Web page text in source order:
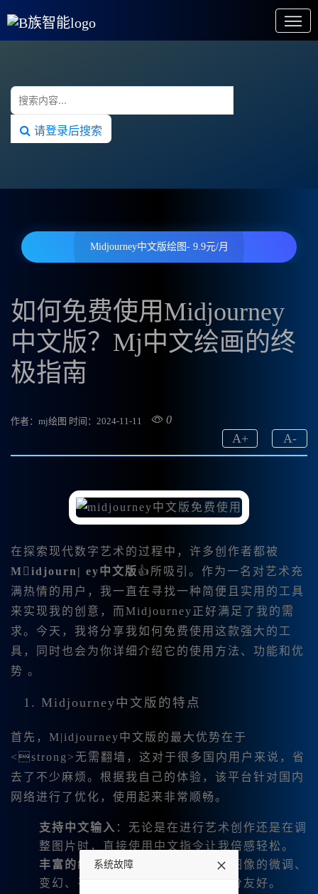
请登录后搜索
Midjourney中文版绘图- 9.9元/月
如何免费使用Midjourney
中文版？Mj中文绘画的终
极指南
作者：mj绘图 时间：2024-11-11 0
A-
A+
在探索现代数字艺术的过程中，许多创作者都被
Midjourn| ey中文版👍所吸引。作为一名对艺术充
满热情的用户，我一直在寻找一种简便且实用的工具
来实现我的创意，而Midjourney正好满足了我的需
求。今天，我将分享我如何免费使用这款强大的工
具，同时也会为你详细介绍它的使用方法、功能和优
势 。
1. Midjourney中文版的特点
首先，M|idjourney中文版的最大优势在于
<strong>无需翻墙，这对于很多国内用户来说，省
去了不少麻烦。根据我自己的体验，该平台针对国内
网络进行了优化，使用起来非常顺畅。
支持中文输入 ：无论是在进行艺术创作还是在调
整图片时，直接使用中文指令让我倍感轻松。
丰富的编辑功能：我可以轻松进行图像的微调、
变幻、平移等操作，操作界面也十分友好。
系统故障